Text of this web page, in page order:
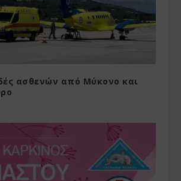
ασθενών από Μύκονο και